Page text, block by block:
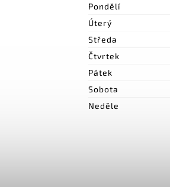
Pondělí
Úterý
Středa
Čtvrtek
Pátek
Sobota
Neděle